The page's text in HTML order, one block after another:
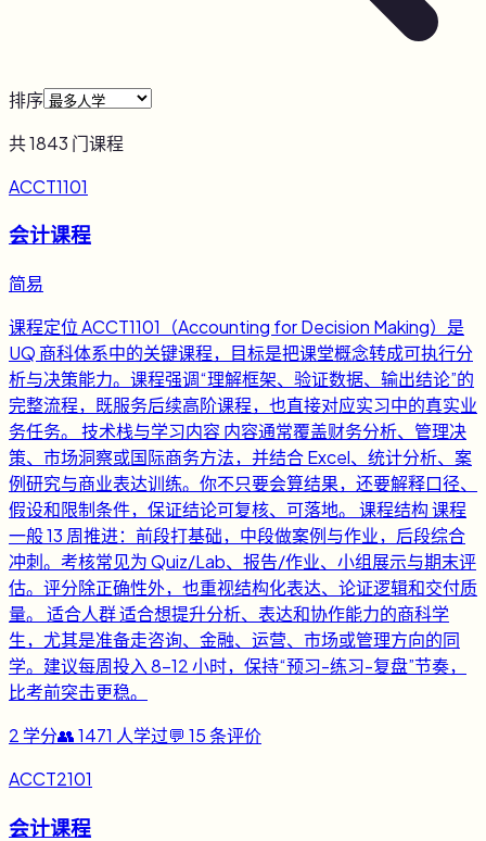
排序
共1843 门课程
ACCT1101
会计课程
简易
课程定位 ACCT1101（Accounting for Decision Making）是
UQ 商科体系中的关键课程，目标是把课堂概念转成可执行分
析与决策能力。课程强调“理解框架、验证数据、输出结论”的
完整流程，既服务后续高阶课程，也直接对应实习中的真实业
务任务。 技术栈与学习内容 内容通常覆盖财务分析、管理决
策、市场洞察或国际商务方法，并结合 Excel、统计分析、案
例研究与商业表达训练。你不只要会算结果，还要解释口径、
假设和限制条件，保证结论可复核、可落地。 课程结构 课程
一般 13 周推进：前段打基础，中段做案例与作业，后段综合
冲刺。考核常见为 Quiz/Lab、报告/作业、小组展示与期末评
估。评分除正确性外，也重视结构化表达、论证逻辑和交付质
量。 适合人群 适合想提升分析、表达和协作能力的商科学
生，尤其是准备走咨询、金融、运营、市场或管理方向的同
学。建议每周投入 8-12 小时，保持“预习-练习-复盘”节奏，
比考前突击更稳。
2 学分👥1471 人学过💬 15条评价
ACCT2101
会计课程